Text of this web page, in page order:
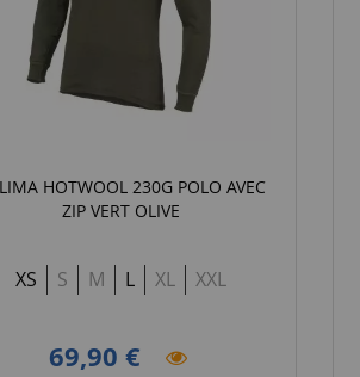
HOTWOOL 230G POLO AVEC
ZIP VERT OLIVE
XS S M L XL XXL
69,90 €